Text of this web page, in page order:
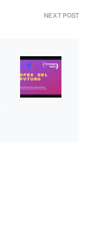
NEXT POST